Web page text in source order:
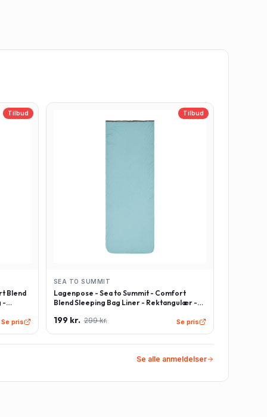
Tilbud
Blend
-
Se pris
Tilbud
SEA TO SUMMIT
Lagenpose - Sea to Summit - Comfort
Blend Sleeping Bag Liner - Rektangulær -
199 kr. 299 kr. Se pris
Se alle anmeldelser